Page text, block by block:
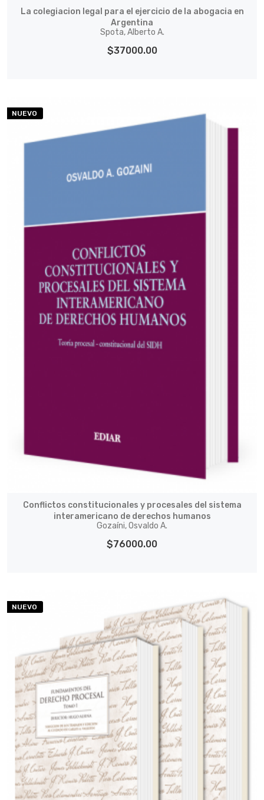
La colegiacion legal para el ejercicio de la abogacia en
Argentina
Spota, Alberto A.
$37000.00
NUEVO
Conflictos constitucionales y procesales del sistema
interamericano de derechos humanos
Gozaíni, Osvaldo A.
$76000.00
NUEVO